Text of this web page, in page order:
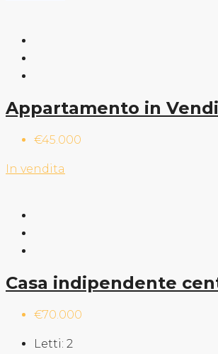
Appartamento in
€45.000
In vendita
Casa indipendente
€70.000
Letti: 2